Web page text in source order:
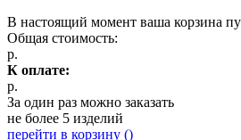
В настоящий момент ваша корзина
Общая стоимость:
р.
К оплате:
р.
За один раз можно заказать
не более 5 изделий
перейти в корзину ()